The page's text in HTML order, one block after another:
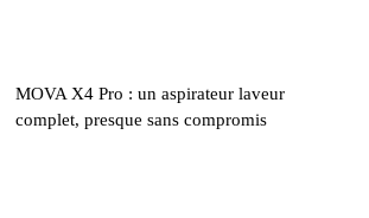
MOVA X4 Pro : un aspirateur laveur
complet, presque sans compromis